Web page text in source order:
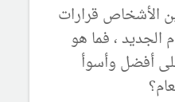
الأشخاص قرارات
الجديد ، فما هو
أفضل وأسوأ